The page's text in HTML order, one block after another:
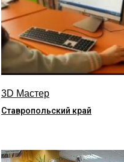
3D Мастер
Ставропольский край